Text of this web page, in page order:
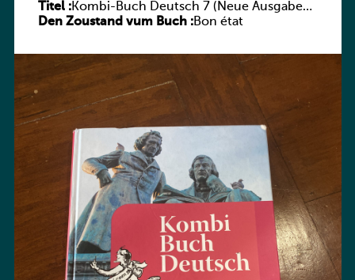
Titel :Kombi-Buch Deutsch 7 (Neue Ausgabe
Luxemburg)
Den Zoustand vum Buch :Bon état